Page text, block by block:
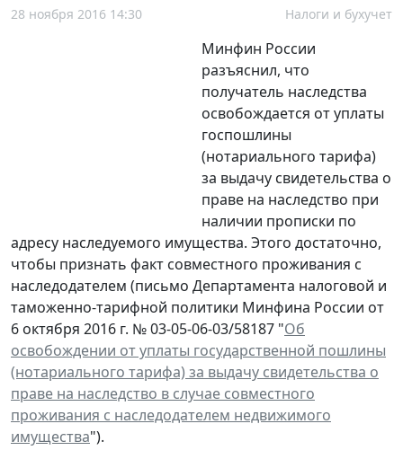
28 ноября 2016 14:30 Налоги и бухучет
Минфин России
разъяснил, что
получатель наследства
освобождается от уплаты
госпошлины
(нотариального тарифа)
за выдачу свидетельства о
праве на наследство при
наличии прописки по
адресу наследуемого имущества. Этого достаточно,
чтобы признать факт совместного проживания с
наследодателем (письмо Департамента налоговой и
таможенно-тарифной политики Минфина России от
6 октября 2016 г. № 03-05-06-03/58187 "Об
освобождении от уплаты государственной пошлины
(нотариального тарифа) за выдачу свидетельства о
праве на наследство в случае совместного
проживания с наследодателем недвижимого
имущества").